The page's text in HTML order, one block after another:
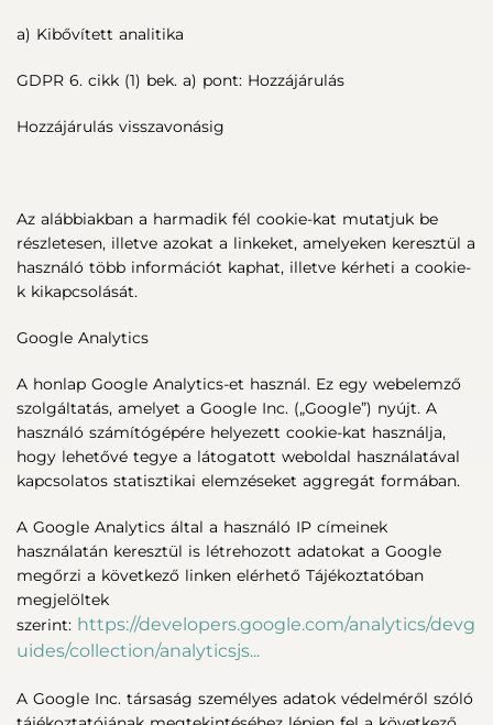
a) Kibővített analitika
GDPR 6. cikk (1) bek. a) pont: Hozzájárulás
Hozzájárulás visszavonásig
Az alábbiakban a harmadik fél cookie-kat mutatjuk be
részletesen, illetve azokat a linkeket, amelyeken keresztül a
használó több információt kaphat, illetve kérheti a cookie-
k kikapcsolását.
Google Analytics
A honlap Google Analytics-et használ. Ez egy webelemző
szolgáltatás, amelyet a Google Inc. („Google”) nyújt. A
használó számítógépére helyezett cookie-kat használja,
hogy lehetővé tegye a látogatott weboldal használatával
kapcsolatos statisztikai elemzéseket aggregát formában.
A Google Analytics által a használó IP címeinek
használatán keresztül is létrehozott adatokat a Google
megőrzi a következő linken elérhető Tájékoztatóban
megjelöltek
szerint: https://developers.google.com/analytics/devg
uides/collection/analyticsjs...
A Google Inc. társaság személyes adatok védelméről szóló